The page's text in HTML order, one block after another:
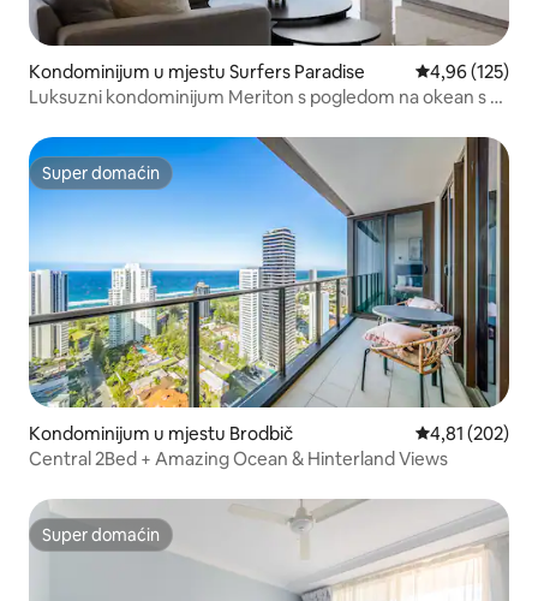
Kondominijum u mjestu Surfers Paradise prosječna
4,96 (125)
Luksuzni kondominijum Meriton s pogledom na okean s 3
Super domaćin
Super domaćin
Kondominijum u mjestu Brodbič prosječna
4,81 (202)
Central 2Bed + Amazing Ocean & Hinterland Views
Super domaćin
Super domaćin